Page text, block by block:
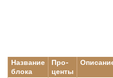
Название
блока
Про-
центы